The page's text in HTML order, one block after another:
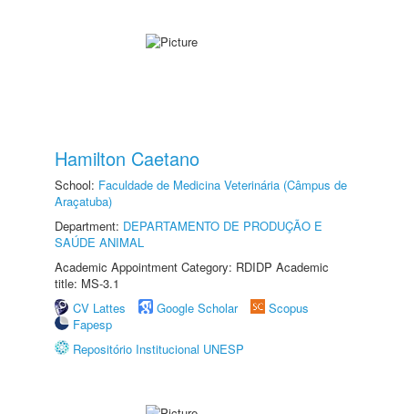
Hamilton Caetano
School: Faculdade de Medicina Veterinária (Câmpus de
Araçatuba)
Department: DEPARTAMENTO DE PRODUÇÃO E
SAÚDE ANIMAL
Academic Appointment Category: RDIDP Academic
title: MS-3.1
CV Lattes
Google Scholar
Scopus
Fapesp
Repositório Institucional UNESP